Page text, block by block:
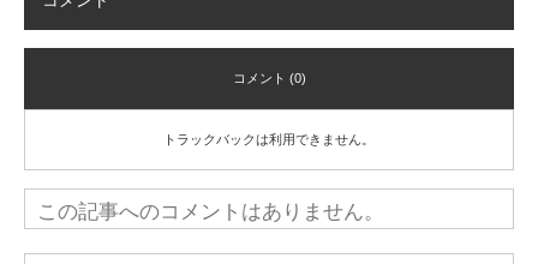
コメント (0)
トラックバックは利用できません。
この記事へのコメントはありません。